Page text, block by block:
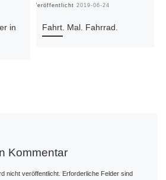
in
Veröffentlicht2019-06-24
Fahrt. Mal. Fahrrad.
Kommentar
nicht veröffentlicht. Erforderliche Felder sind